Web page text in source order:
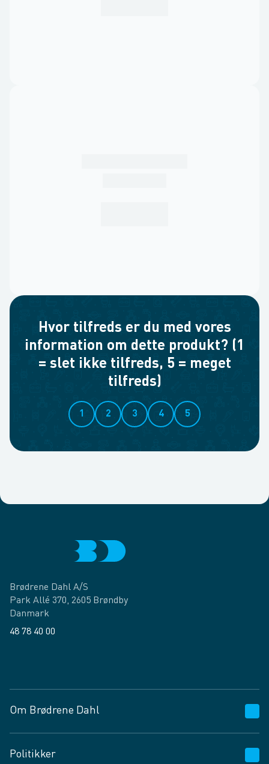
Hvor tilfreds er du med vores
information om dette produkt? (1
= slet ikke tilfreds, 5 = meget
tilfreds)
1 2 3 4 5
Brødrene Dahl A/S
Park Allé 370, 2605 Brøndby
Danmark
48 78 40 00
Om Brødrene Dahl
Vagttelefon 30 10 89 89
Politikker